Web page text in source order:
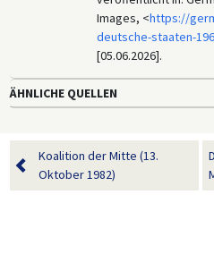
Images, <https://
deutsche-staaten-
[05.06.2026].
ÄHNLICHE QUELLEN
Koalition der Mitte (13.
Oktober 1982)